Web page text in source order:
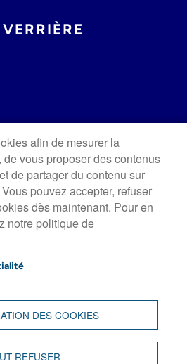
à 12h00 - 13h30 à 17h30
- 13h30 à 17h
afin de mesurer la
vous proposer des contenus
de partager du contenu sur
pouvez accepter, refuser
dès maintenant. Pour en
notre politique de
DES COOKIES
REFUSER